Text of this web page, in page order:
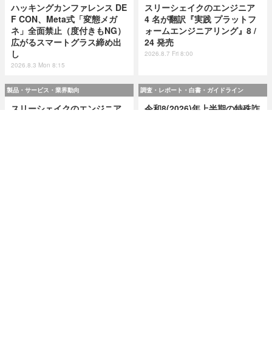
ハッキングカンファレンス DE
F CON、Meta式「変態メガ
ネ」全面禁止（度付きもNG）
広がるスマートグラス締め出
し
2026.8.3 Mon 8:15
スリーシェイクのエンジニア
4 名が翻訳『実践 プラットフ
ォームエンジニアリング』8 /
24 発売
2026.8.7 Fri 8:00
製品・サービス・業界動向
スリーシェイクのエンジニア
調査・レポート・白書・ガイドライン
令和8(2026)年上半期の特殊詐